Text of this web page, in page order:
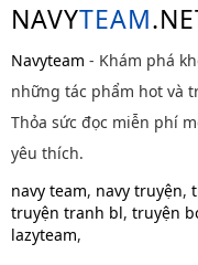
NAVYTEAM
Navyteam - Khám phá
những tác phẩm hot và
Thỏa sức đọc miễn phí
yêu thích.
navy team, navy truyện,
truyện tranh bl, truyện
lazyteam,